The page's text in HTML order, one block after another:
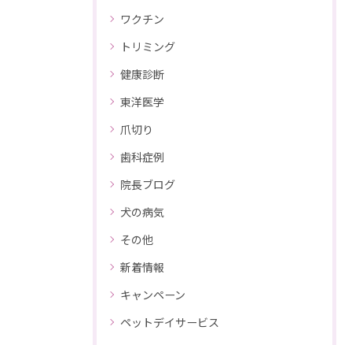
ワクチン
トリミング
健康診断
東洋医学
爪切り
歯科症例
院長ブログ
犬の病気
その他
新着情報
キャンペーン
ペットデイサービス